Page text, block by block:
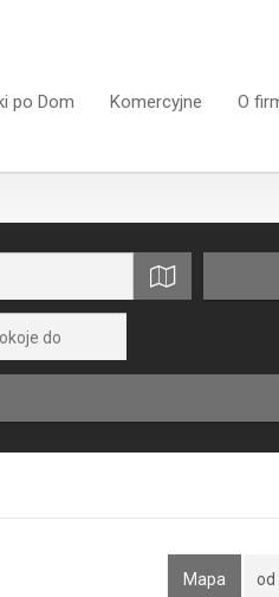
po Dom Komercyjne O
Mapa od